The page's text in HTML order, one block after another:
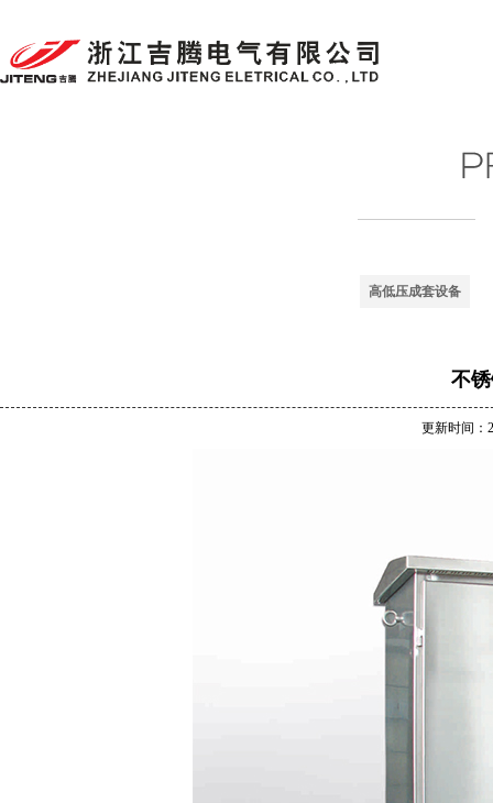
高低压成套设备
不
更新时间：